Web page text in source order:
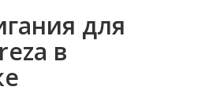
для
в